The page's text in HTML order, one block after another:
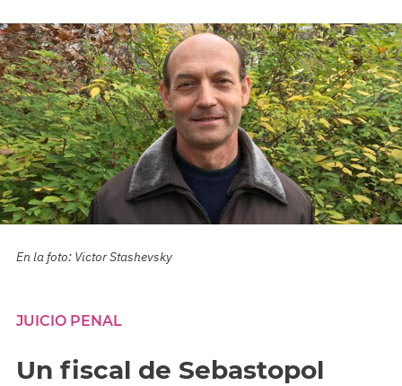
En la foto: Victor Stashevsky
JUICIO PENAL
Un fiscal de Sebastopol